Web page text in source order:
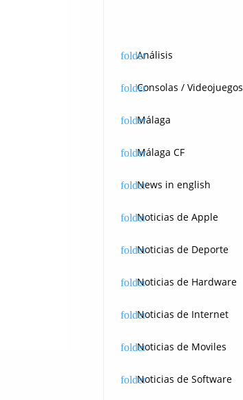
Análisis
Consolas / Videojuegos
Málaga
Málaga CF
News in english
Noticias de Apple
Noticias de Deporte
Noticias de Hardware
Noticias de Internet
Noticias de Moviles
Noticias de Software